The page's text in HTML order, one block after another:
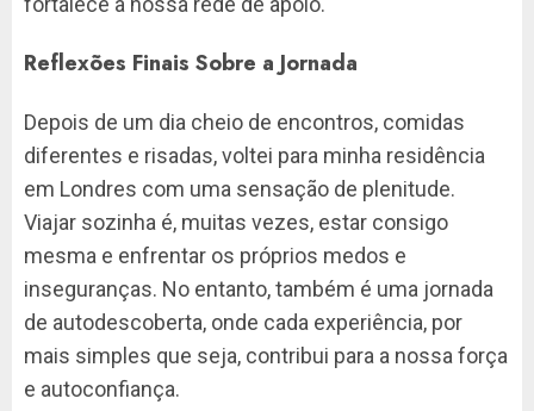
Reflexões Finais Sobre a Jornada
Depois de um dia cheio de encontros, comidas
diferentes e risadas, voltei para minha residência
em Londres com uma sensação de plenitude.
Viajar sozinha é, muitas vezes, estar consigo
mesma e enfrentar os próprios medos e
inseguranças. No entanto, também é uma jornada
de autodescoberta, onde cada experiência, por
mais simples que seja, contribui para a nossa força
e autoconfiança.